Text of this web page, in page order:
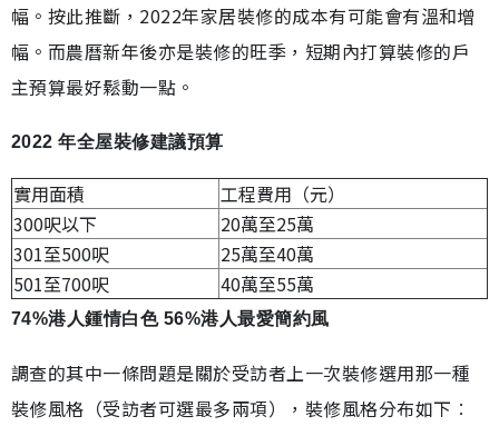
幅。按此推斷，2022年家居裝修的成本有可能會有溫和增
幅。而農曆新年後亦是裝修的旺季，短期內打算裝修的戶
主預算最好鬆動一點。
2022 年全屋裝修建議預算
實用面積
工程費用（元）
300呎以下
20萬至25萬
301至500呎
25萬至40萬
501至700呎
40萬至55萬
74%港人鍾情白色 56%港人最愛簡約風
調查的其中一條問題是關於受訪者上一次裝修選用那一種
裝修風格（受訪者可選最多兩項），裝修風格分布如下︰